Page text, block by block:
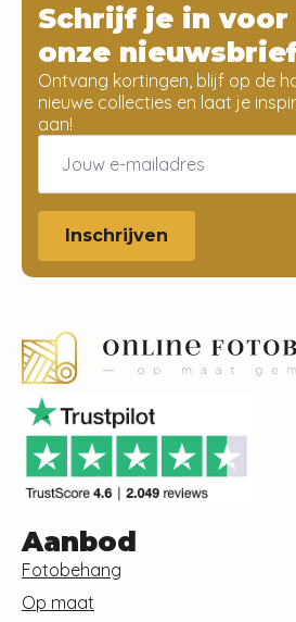
Schrijf je in voor
onze
Ontvang kortingen, blijf op de
nieuwe collecties en laat je
aan!
Email
Inschrijven
Aanbod
Fotobehang
Op maat